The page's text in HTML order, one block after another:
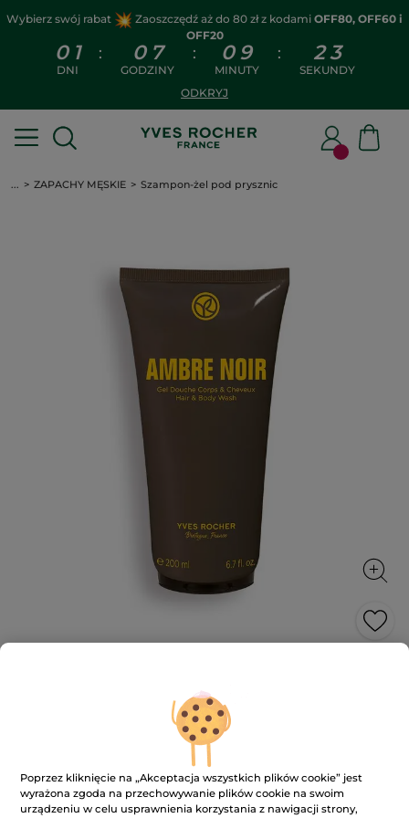
Wybierz swój rabat Zaoszczędź aż do 80 zł z kodami OFF80, OFF60 i
OFF20
0 1
DNI
: 0 7
GODZINY
: 0 9
MINUTY
: 2 2
SEKUNDY
ODKRYJ
... ZAPACHY MĘSKIE Szampon-żel pod prysznic
Zanurz się w głębokim i intensywnym świecie Ambre
Noir
200 ml
4.8
★★★★★
★★★★★
na
5
(221)
-27% 43.90 zł 59.90 zł
Poprzez kliknięcie na „Akceptacja wszystkich plików cookie” jest
wyrażona zgoda na przechowywanie plików cookie na swoim
urządzeniu w celu usprawnienia korzystania z nawigacji strony,